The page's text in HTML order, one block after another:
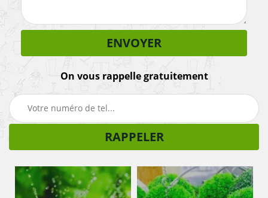
On vous rappelle gratuitement